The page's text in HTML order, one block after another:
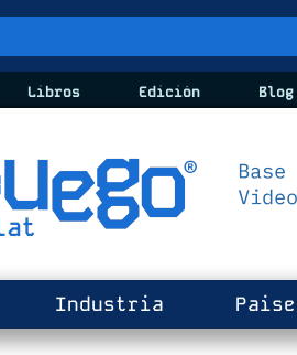
Libros Edición Blog
Industria